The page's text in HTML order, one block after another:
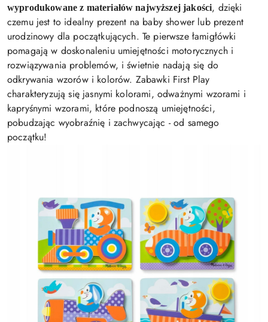
wyprodukowane z materiałów najwyższej jakości, dzięki
czemu jest to idealny prezent na baby shower lub prezent
urodzinowy dla początkujących. Te pierwsze łamigłówki
pomagają w doskonaleniu umiejętności motorycznych i
rozwiązywania problemów, i świetnie nadają się do
odkrywania wzorów i kolorów. Zabawki First Play
charakteryzują się jasnymi kolorami, odważnymi wzorami i
kapryśnymi wzorami, które podnoszą umiejętności,
pobudzając wyobraźnię i zachwycając - od samego
początku!